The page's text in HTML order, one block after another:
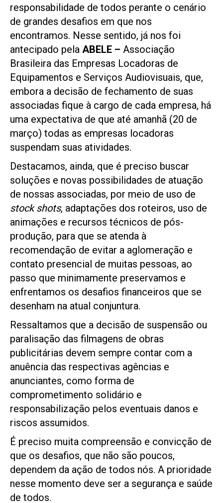
responsabilidade de todos perante o cenário
de grandes desafios em que nos
encontramos. Nesse sentido, já nos foi
antecipado pela ABELE – Associação
Brasileira das Empresas Locadoras de
Equipamentos e Serviços Audiovisuais, que,
embora a decisão de fechamento de suas
associadas fique à cargo de cada empresa, há
uma expectativa de que até amanhã (20 de
março) todas as empresas locadoras
suspendam suas atividades.
Destacamos, ainda, que é preciso buscar
soluções e novas possibilidades de atuação
de nossas associadas, por meio de uso de
stock shots, adaptações dos roteiros, uso de
animações e recursos técnicos de pós-
produção, para que se atenda à
recomendação de evitar a aglomeração e
contato presencial de muitas pessoas, ao
passo que minimamente preservamos e
enfrentamos os desafios financeiros que se
desenham na atual conjuntura.
Ressaltamos que a decisão de suspensão ou
paralisação das filmagens de obras
publicitárias devem sempre contar com a
anuência das respectivas agências e
anunciantes, como forma de
comprometimento solidário e
responsabilização pelos eventuais danos e
riscos assumidos.
É preciso muita compreensão e convicção de
que os desafios, que não são poucos,
dependem da ação de todos nós. A prioridade
nesse momento deve ser a segurança e saúde
de todos.